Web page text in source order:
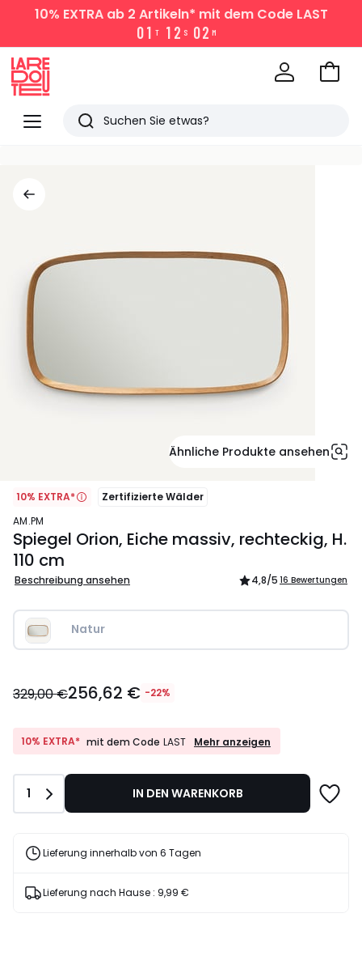
10% EXTRAab 2 Artikeln* mit dem Code LAST
01 T 1 2 S 02 M
Menü
Redoute
Suchen
Zum
Ähnliche Produkte ansehen
10% EXTRA*
Zertifizierte Wälder
AM.PM
Spiegel Orion, Eiche massiv, rechteckig, H.
110 cm
Beschreibung ansehen 4,8/5 16 Bewertungen
Natur
€
€
Rabatt
angewendet.
329,00 €256,62 € -22%
10% EXTRA* mit dem Code LAST
10%
Code
LAST
Mehr anzeigen
Anzahl
1 IN DEN WARENKORB
Lieferung innerhalb von 6 Tagen
Lieferung nach Hause : 9,99 €